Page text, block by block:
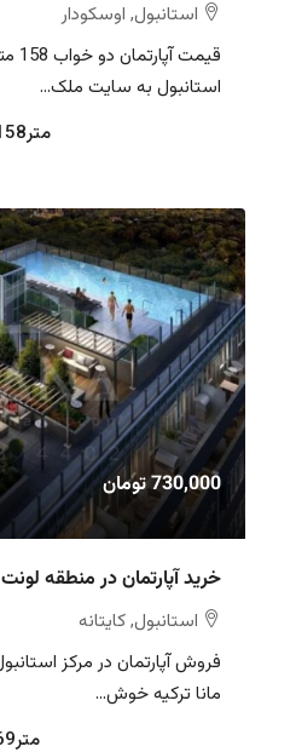
استانبول, اوسکودار
استانبول به سایت ملک...
متر
730,000 تومان
خرید آپارتمان در منطقه
استانبول, کایتانه
فروش آپارتمان در مرکز
مانا ترکیه خوش...
متر